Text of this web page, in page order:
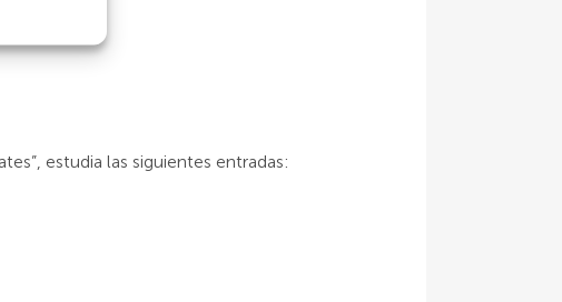
estudia las siguientes entradas: